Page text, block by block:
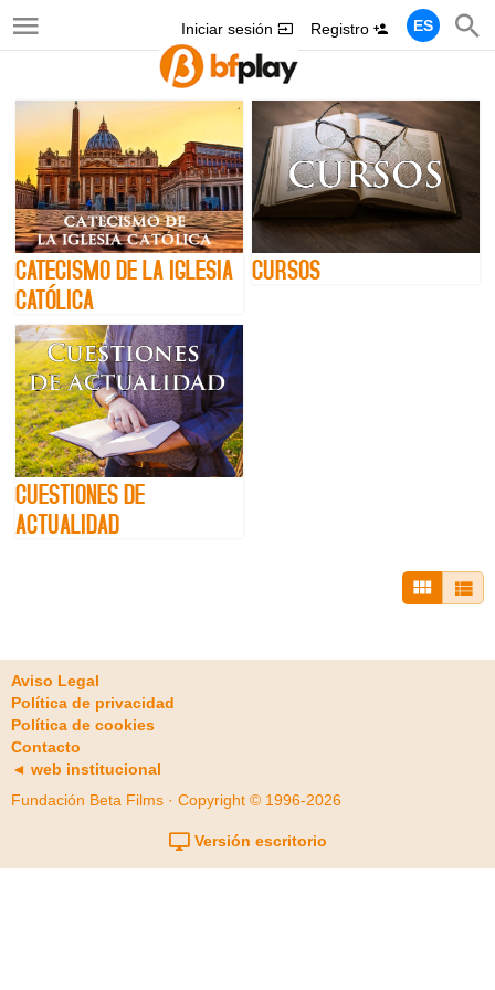
ES
Iniciar sesión Registro
CATECISMO DE LA IGLESIA
CATÓLICA
CURSOS
CUESTIONES DE
ACTUALIDAD
Aviso Legal
Política de privacidad
Política de cookies
Contacto
◄ web institucional
Fundación Beta Films · Copyright © 1996-2026
Versión escritorio